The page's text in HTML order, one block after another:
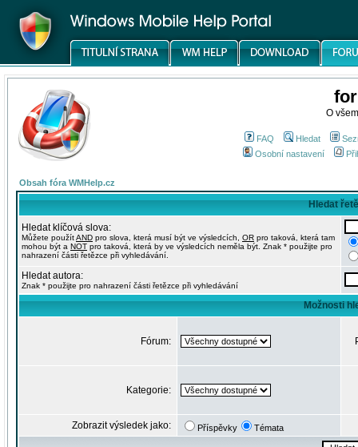
O
FAQ Hledat
Osobní nastavení
Obsah fóra WMHelp.cz
Hledat
Hledat klíčová slova:
Můžete použítAND pro slova, která musí být ve výsledcích, OR pro taková, která tam
mohou být a NOT pro taková, která by ve výsledcích neměla být. Znak * použijte pro
nahrazení části řetězce při vyhledávání.
Hledat autora:
Znak * použijte pro nahrazení části řetězce při vyhledávání
Možnosti
Fórum:
Kategorie:
Zobrazit výsledek jako: Příspěvky Témata